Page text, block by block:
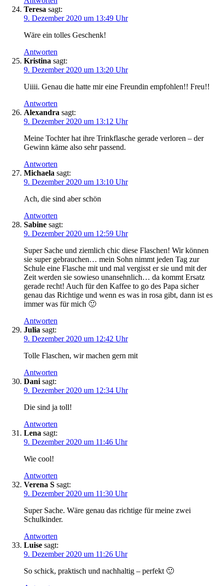
Teresa sagt:
9. Dezember 2020 um 13:49 Uhr
Wäre ein tolles Geschenk!
Antworten
Kristina sagt:
9. Dezember 2020 um 13:20 Uhr
Uiiii. Genau die hatte mir eine Freundin empfohlen!! Freu!!
Antworten
Alexandra sagt:
9. Dezember 2020 um 13:12 Uhr
Meine Tochter hat ihre Trinkflasche gerade verloren – der
Gewinn käme also sehr passend.
Antworten
Michaela sagt:
9. Dezember 2020 um 13:10 Uhr
Ach, die sind aber schön
Antworten
Sabine sagt:
9. Dezember 2020 um 12:59 Uhr
Super Sache und ziemlich chic diese Flaschen! Wir können
sie super gebrauchen… mein Sohn nimmt jeden Tag zur
Schule eine Flasche mit und mal vergisst er sie und mit der
Zeit werden sie sowieso unansehnlich… da kommt Ersatz
gerade recht! Auch für den Kaffee to go des Papa sicher
genau das Richtige und wenn es was in rosa gibt, dann ist es
immer was für mich 🙂
Antworten
Julia sagt:
9. Dezember 2020 um 12:42 Uhr
Tolle Flaschen, wir machen gern mit
Antworten
Dani sagt:
9. Dezember 2020 um 12:34 Uhr
Die sind ja toll!
Antworten
Lena sagt:
9. Dezember 2020 um 11:46 Uhr
Wie cool!
Antworten
Verena S sagt:
9. Dezember 2020 um 11:30 Uhr
Super Sache. Wäre genau das richtige für meine zwei
Schulkinder.
Antworten
Luise sagt:
9. Dezember 2020 um 11:26 Uhr
So schick, praktisch und nachhaltig – perfekt 🙂